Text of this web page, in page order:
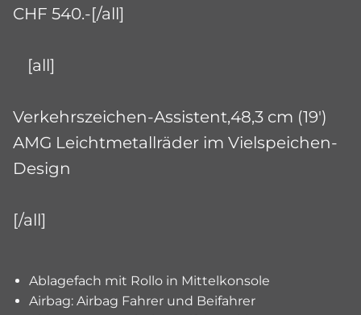
CHF 540.-[/all]
[all]
Verkehrszeichen-Assistent,48,3 cm (19')
AMG Leichtmetallräder im Vielspeichen-
Design
[/all]
Ablagefach mit Rollo in Mittelkonsole
Airbag: Airbag Fahrer und Beifahrer